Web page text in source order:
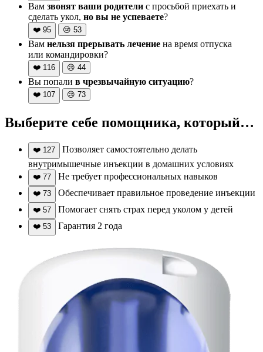
Вам звонят ваши родители с просьбой приехать и
сделать укол, но вы не успеваете?
❤️ 95 😢 53
Вам нельзя прерывать лечение на время отпуска
или командировки?
❤️ 116 😢 44
Вы попали в чрезвычайную ситуацию?
❤️ 107 😢 73
Выберите себе помощника, который…
❤️ 127
Позволяет самостоятельно делать
внутримышечные инъекции в домашних условиях
❤️ 77 Не требует профессиональных навыков
❤️ 73 Обеспечивает правильное проведение инъекции
❤️ 57 Помогает снять страх перед уколом у детей
❤️ 53 Гарантия 2 года